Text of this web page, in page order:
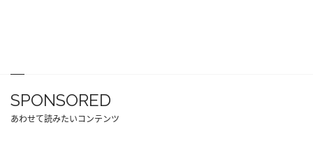
SPONSORED
あわせて読みたいコンテンツ